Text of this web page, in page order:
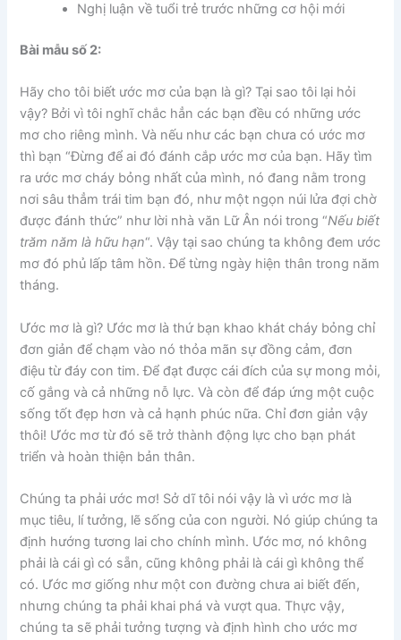
Nghị luận về tuổi trẻ trước những cơ hội mới
Bài mẫu số 2:
Hãy cho tôi biết ước mơ của bạn là gì? Tại sao tôi lại hỏi
vậy? Bởi vì tôi nghĩ chắc hẳn các bạn đều có những ước
mơ cho riêng mình. Và nếu như các bạn chưa có ước mơ
thì bạn “Đừng để ai đó đánh cắp ước mơ của bạn. Hãy tìm
ra ước mơ cháy bỏng nhất của mình, nó đang nằm trong
nơi sâu thẳm trái tim bạn đó, như một ngọn núi lửa đợi chờ
được đánh thức” như lời nhà văn Lữ Ân nói trong “Nếu biết
trăm năm là hữu hạn“. Vậy tại sao chúng ta không đem ước
mơ đó phủ lấp tâm hồn. Để từng ngày hiện thân trong năm
tháng.
Ước mơ là gì? Ước mơ là thứ bạn khao khát cháy bỏng chỉ
đơn giản để chạm vào nó thỏa mãn sự đồng cảm, đơn
điệu từ đáy con tim. Để đạt được cái đích của sự mong mỏi,
cố gắng và cả những nỗ lực. Và còn để đáp ứng một cuộc
sống tốt đẹp hơn và cả hạnh phúc nữa. Chỉ đơn giản vậy
thôi! Ước mơ từ đó sẽ trở thành động lực cho bạn phát
triển và hoàn thiện bản thân.
Chúng ta phải ước mơ! Sở dĩ tôi nói vậy là vì ước mơ là
mục tiêu, lí tưởng, lẽ sống của con người. Nó giúp chúng ta
định hướng tương lai cho chính mình. Ước mơ, nó không
phải là cái gì có sẵn, cũng không phải là cái gì không thể
có. Ước mơ giống như một con đường chưa ai biết đến,
nhưng chúng ta phải khai phá và vượt qua. Thực vậy,
chúng ta sẽ phải tưởng tượng và định hình cho ước mơ